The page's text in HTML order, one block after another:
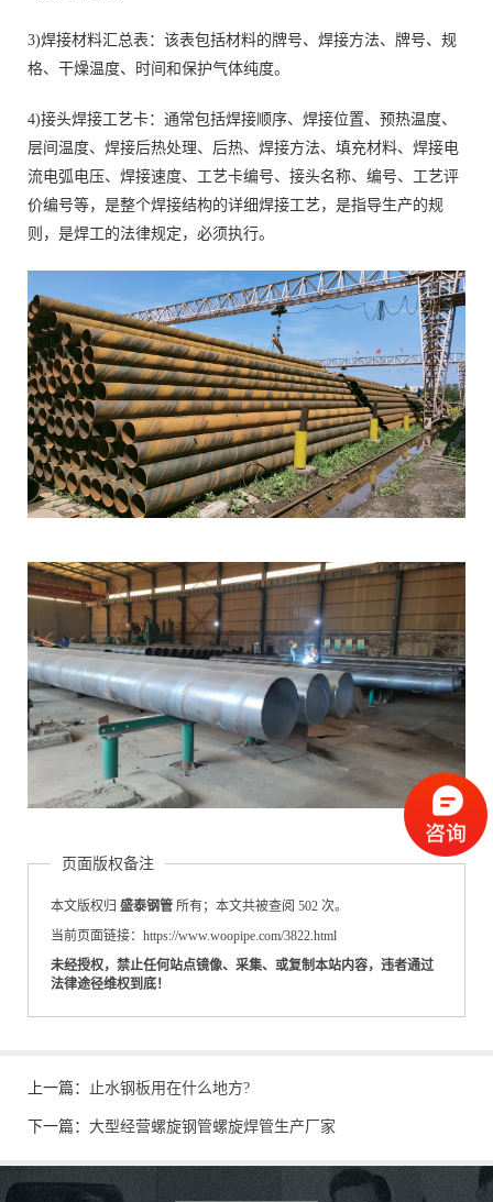
3)焊接材料汇总表：该表包括材料的牌号、焊接方法、牌号、规
格、干燥温度、时间和保护气体纯度。
4)接头焊接工艺卡：通常包括焊接顺序、焊接位置、预热温度、
层间温度、焊接后热处理、后热、焊接方法、填充材料、焊接电
流电弧电压、焊接速度、工艺卡编号、接头名称、编号、工艺评
价编号等，是整个焊接结构的详细焊接工艺，是指导生产的规
则，是焊工的法律规定，必须执行。
页面版权备注
本文版权归 盛泰钢管 所有；本文共被查阅 502 次。
当前页面链接：https://www.woopipe.com/3822.html
未经授权，禁止任何站点镜像、采集、或复制本站内容，违者通过
法律途径维权到底！
上一篇： 止水钢板用在什么地方?
下一篇： 大型经营螺旋钢管螺旋焊管生产厂家